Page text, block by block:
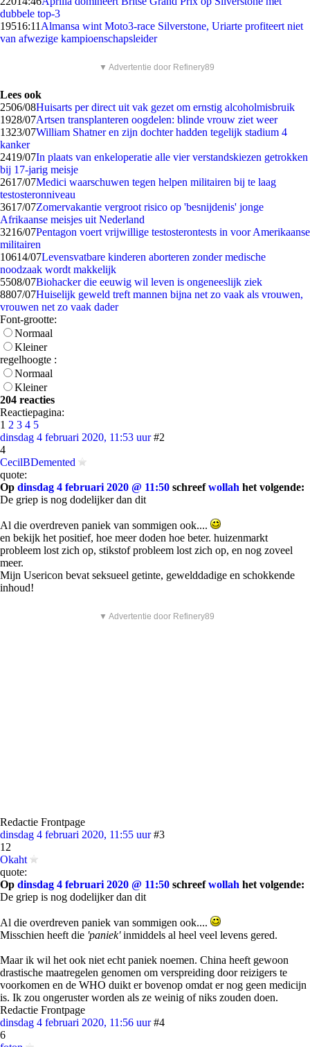
dubbele top-3
19516:11 Almansa wint Moto3-race Silverstone, Uriarte profiteert niet
van afwezige kampioenschapsleider
▼ Advertentie door Refinery89
Lees ook
2506/08Huisarts per direct uit vak gezet om ernstig alcoholmisbruik
1928/07Artsen transplanteren oogdelen: blinde vrouw ziet weer
1323/07William Shatner en zijn dochter hadden tegelijk stadium 4
kanker
2419/07In plaats van enkeloperatie alle vier verstandskiezen getrokken
bij 17-jarig meisje
2617/07Medici waarschuwen tegen helpen militairen bij te laag
testosteronniveau
3617/07Zomervakantie vergroot risico op 'besnijdenis' jonge
Afrikaanse meisjes uit Nederland
3216/07Pentagon voert vrijwillige testosterontests in voor Amerikaanse
militairen
10614/07Levensvatbare kinderen aborteren zonder medische
noodzaak wordt makkelijk
5508/07Biohacker die eeuwig wil leven is ongeneeslijk ziek
8807/07Huiselijk geweld treft mannen bijna net zo vaak als vrouwen,
vrouwen net zo vaak dader
Font-grootte:
Normaal
Kleiner
regelhoogte :
Normaal
Kleiner
204 reacties
Reactiepagina:
1 2 3 4 5
dinsdag 4 februari 2020, 11:53 uur #2
4
CecilBDemented
quote:
Op dinsdag 4 februari 2020 @ 11:50 schreefwollah het volgende:
De griep is nog dodelijker dan dit
Al die overdreven paniek van sommigen ook....
en bekijk het positief, hoe meer doden hoe beter. huizenmarkt
probleem lost zich op, stikstof probleem lost zich op, en nog zoveel
meer.
Mijn Usericon bevat seksueel getinte, gewelddadige en schokkende
inhoud!
▼ Advertentie door Refinery89
Redactie Frontpage
dinsdag 4 februari 2020, 11:55 uur #3
12
Okaht
quote:
Op dinsdag 4 februari 2020 @ 11:50 schreefwollah het volgende:
De griep is nog dodelijker dan dit
Al die overdreven paniek van sommigen ook....
Misschien heeft die 'paniek'inmiddels al heel veel levens gered.
Maar ik wil het ook niet echt paniek noemen. China heeft gewoon
drastische maatregelen genomen om verspreiding door reizigers te
voorkomen en de WHO duikt er bovenop omdat er nog geen medicijn
is. Ik zou ongeruster worden als ze weinig of niks zouden doen.
Redactie Frontpage
dinsdag 4 februari 2020, 11:56 uur #4
6